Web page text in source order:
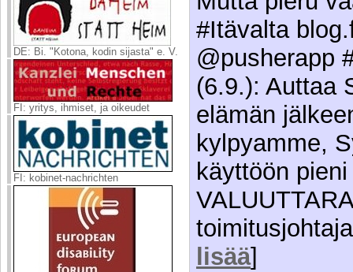
DE: Bi. "Kotona, kodin sijasta" e. V.
FI: yritys, ihmiset, ja oikeudet
FI: kobinet-nachrichten
#Itävalta
@pusherapp
(6.9.): Auttaa
elämän
kylpyamme,
käyttöön
lisää]